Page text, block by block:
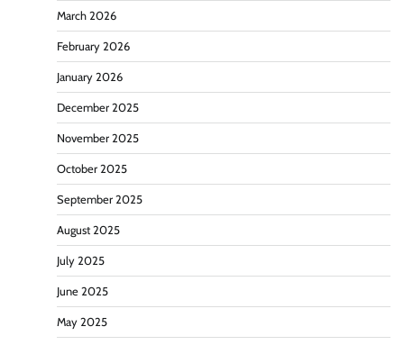
March 2026
February 2026
January 2026
December 2025
November 2025
October 2025
September 2025
August 2025
July 2025
June 2025
May 2025